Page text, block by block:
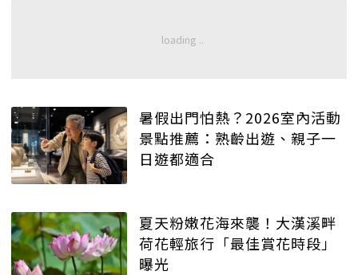
暑假出門怕熱？2026室內活動
景點推薦：熟齡出遊、親子一
日遊都適合
夏天粉嫩花海來襲！大漢溪畔
荷花輕旅行「最佳賞花時段」
曝光